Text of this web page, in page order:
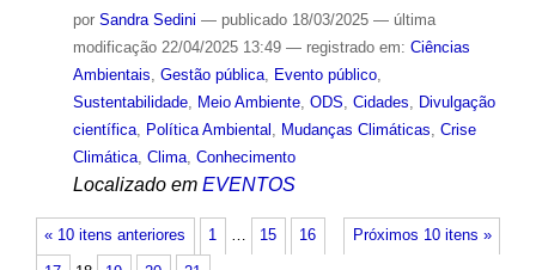
por Sandra Sedini — publicado18/03/2025 — última
modificação22/04/2025 13:49 — registrado em: Ciências
Ambientais, Gestão pública, Evento público,
Sustentabilidade, Meio Ambiente, ODS, Cidades, Divulgação
científica, Política Ambiental , Mudanças Climáticas, Crise
Climática, Clima, Conhecimento
Localizado em EVENTOS
« 10 itens anteriores Próximos 10 itens »
1 … 15 16